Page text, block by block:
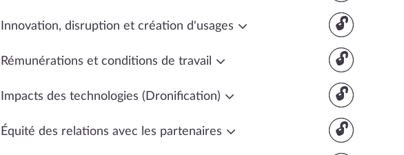
🔓
Innovation, disruption et création d'usages
🔓
Rémunérations et conditions de travail
🔓
Impacts des technologies (Dronification)
🔓
Équité des relations avec les partenaires